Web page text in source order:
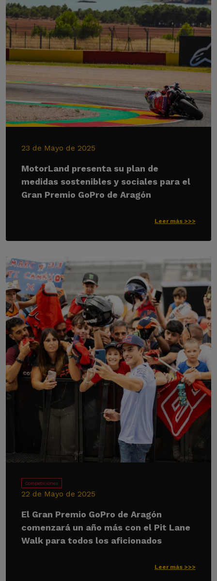
23 de Mayo de 2025
MotorLand presenta su plan de
medidas sostenibles y sociales para el
Gran Premio GoPro de Aragón
Leer más >>>
Competiciones
22 de Mayo de 2025
El Gran Premio GoPro de Aragón
comenzará un año más con el Pit Lane
Walk para todos los aficionados
Leer más >>>